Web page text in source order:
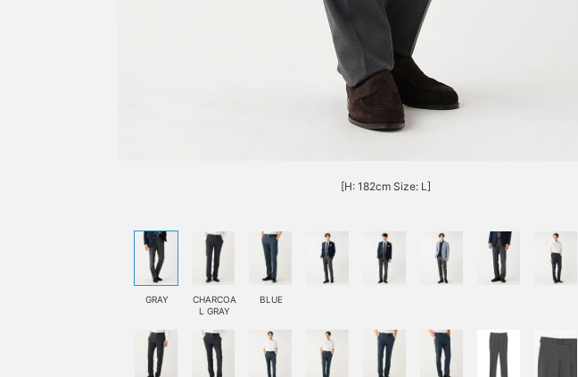
[H: 182cm Size: L]
GRAY
CHARCOA
L GRAY
BLUE